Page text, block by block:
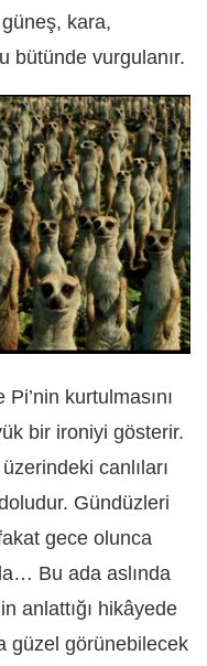
kara,
bütünde vurgulanır.
kurtulmasını
bir ironiyi gösterir.
canlıları
Gündüzleri
gece olunca
Bu ada aslında
anlattığı hikâyede
güzel görünebilecek